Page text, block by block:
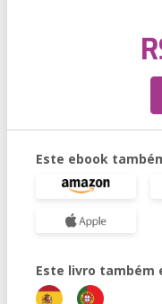
Este ebook
Este livro também